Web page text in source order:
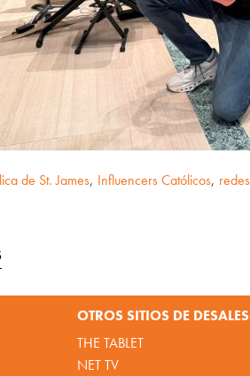
de St. James, Influencers Católicos,
OTROS SITIOS DE
THE TABLET
NET TV